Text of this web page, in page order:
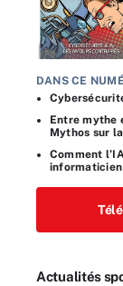
DANS CE
Entre mythe
Mythos sur
Comment
Actualités